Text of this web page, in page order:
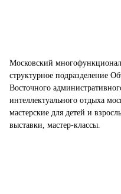
Московский
структурное подразделение
Восточного
интеллектуального отдыха
мастерские для детей и
выставки, мастер-классы.